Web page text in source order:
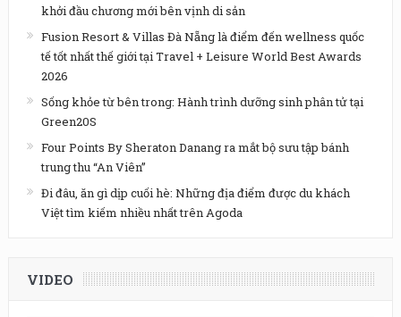
khởi đầu chương mới bên vịnh di sản
Fusion Resort & Villas Đà Nẵng là điểm đến wellness quốc
tế tốt nhất thế giới tại Travel + Leisure World Best Awards
2026
Sống khỏe từ bên trong: Hành trình dưỡng sinh phân tử tại
Green20S
Four Points By Sheraton Danang ra mắt bộ sưu tập bánh
trung thu “An Viên”
Đi đâu, ăn gì dịp cuối hè: Những địa điểm được du khách
Việt tìm kiếm nhiều nhất trên Agoda
VIDEO